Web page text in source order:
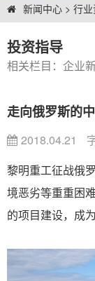
新闻中心 > 行业
投资指导
相关栏目： 企业
走向俄罗斯的
2018.04.21
黎明重工征战俄
境恶劣等重重困
的项目建设，成